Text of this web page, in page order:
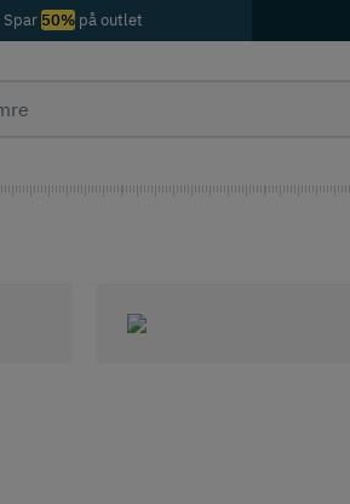
Spar 50% på outlet